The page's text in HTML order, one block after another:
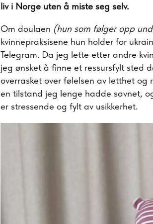
liv i Norge uten å miste seg selv.
Om doulaen (hun som følger opp
kvinnepraksisene hun holder for
Telegram. Da jeg lette etter andre
jeg ønsket å finne et ressursfylt sted
overrasket over følelsen av letthet og
en tilstand jeg lenge hadde savnet,
er stressende og fylt av usikkerhet.